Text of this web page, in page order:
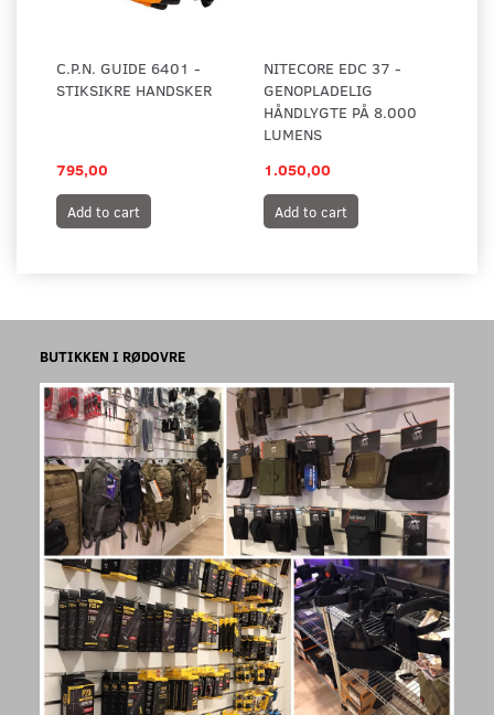
C.P.N. GUIDE 6401 -
STIKSIKRE HANDSKER
795,00
Add to cart
NITECORE EDC 37 -
GENOPLADELIG
HÅNDLYGTE PÅ 8.000
LUMENS
1.050,00
Add to cart
BUTIKKEN I RØDOVRE